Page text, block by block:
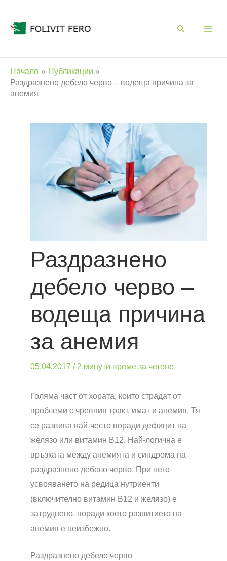
content
Начало
Публикации
Раздразнено дебело черво – водеща причина за
анемия
Раздразнено
дебело черво –
водеща причина
за анемия
05.04.2017 / 2 минути време за четене
Голяма част от хората, които страдат от
проблеми с чревния тракт, имат и анемия. Тя
се развива най-често поради дефицит на
желязо или витамин B12. Най-логична е
връзката между анемията и синдрома на
раздразнено дебело черво. При него
усвояването на редица нутриенти
(включително витамин B12 и желязо) е
затруднено, поради което развитието на
анемия е неизбежно.
Раздразнено дебело черво